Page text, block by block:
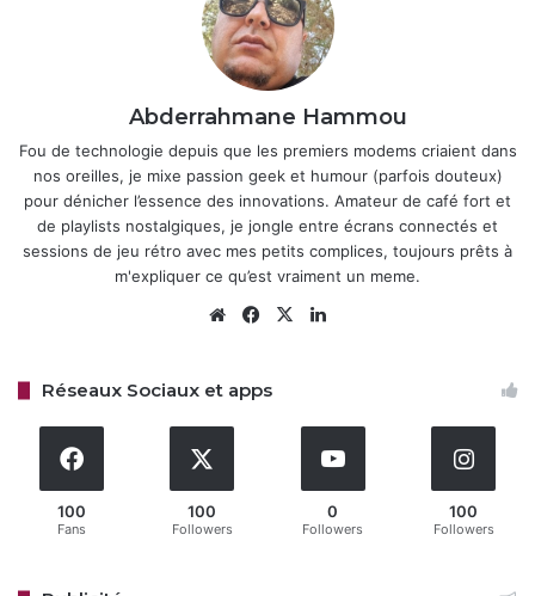
illégalement au cœur du système d’exploitation. Les
Underdogs, armés de leurs iPhones, MacBooks et Apple
Watches, continuent leur pitch sans sourciller, utilisant
instantanés, ou encore l’Apple Intelligence pour générer
des résumés rapides. Un expert IT fait même une
apparition pour expliquer, avec un brin d’ironie, pourquoi
macOS verrouille ces accès sensibles, une sécurité “qui
n’a pas d’équivalente”, comme le conclut la vidéo. Ce n’est
pas la première fois qu’Apple taquine Microsoft : rappelez-
vous la campagne “Get a Mac” de 2006, où Justin Long
Articles similaires
AMD Ryzen : Le nouveau pilote chipset
8.07 corrige des bugs critiques sous
Windows 10 et 11
il y a 3 jours
Abderrahmane Hammou
Fou de technologie depuis que les premiers modems criaient dans
nos oreilles, je mixe passion geek et humour (parfois douteux)
pour dénicher l’essence des innovations. Amateur de café fort et
de playlists nostalgiques, je jongle entre écrans connectés et
sessions de jeu rétro avec mes petits complices, toujours prêts à
m'expliquer ce qu’est vraiment un meme.
WebsiteFacebook
X
Réseaux Sociaux et apps
100
Fans
100
Followers
0
Followers
100
Followers